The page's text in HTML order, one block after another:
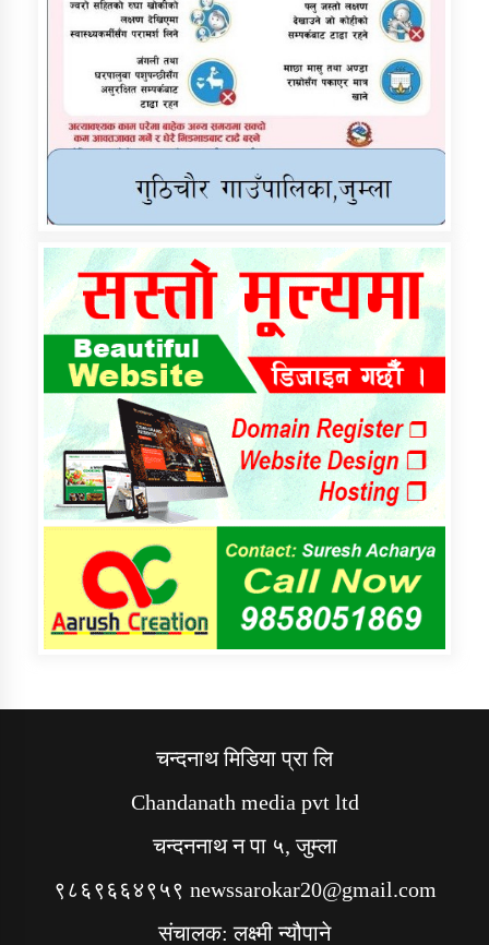
चन्दनाथ मिडिया प्रा लि
Chandanath media pvt ltd
चन्दननाथ न पा ५, जुम्ला
९८६९६६४९५९ newssarokar20@gmail.com
संचालक: लक्ष्मी न्यौपाने